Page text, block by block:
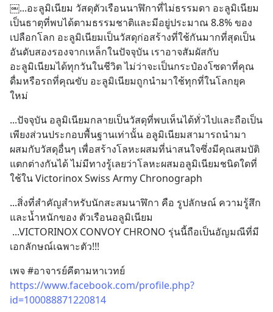
￼...อะลูมิเนียม วัสดุตัวเรือนนาฬิกาที่ไม่ธรรมดา อะลูมิเนียม
เป็นธาตุที่พบได้ตามธรรมชาติและมีอยู่ประมาณ 8.8% ของ
เปลือกโลก อะลูมิเนียมเป็นวัสดุก่อสร้างที่ใช้กันมากที่สุดเป็น
อันดับสองรองจากเหล็กในปัจจุบัน เราอาจสัมผัสกับ
อะลูมิเนียมได้ทุกวันในชีวิต ไม่ว่าจะเป็นกระป๋องโซดาที่คุณ
ดื่มหรือรถที่คุณขับ อะลูมิเนียมถูกนำมาใช้ทุกที่ในโลกยุค
ใหม่
...ปัจจุบัน อลูมิเนียมกลายเป็นวัสดุที่พบเห็นได้ทั่วไปและถือเป็น
เพียงส่วนประกอบพื้นฐานเท่านั้น อลูมิเนียมสามารถนำมา
ผสมกับวัสดุอื่นๆ เพื่อสร้างโลหะผสมที่น่าสนใจซึ่งมีคุณสมบัติ
แตกต่างกันได้ ไม่มีทางรู้เลยว่าโลหะผสมอลูมิเนียมชนิดใดที่
ใช้ใน Victorinox Swiss Army Chronograph
...สิ่งที่สำคัญสำหรับนักสะสมนาฬิกา คือ รูปลักษณ์ ความรู้สึก
และน้ำหนักของ ตัวเรือนอลูมิเนียม
...VICTORINOX CONVOY CHRONO รุ่นนี้ถือเป็นอัญมณีที่มี
เอกลักษณ์เฉพาะตัว!!!
เพจ #อาจารย์คีตามหาเวทย์
https://www.facebook.com/profile.php?
id=100088871220814